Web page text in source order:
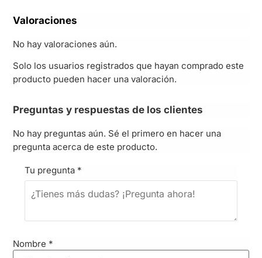
Valoraciones
No hay valoraciones aún.
Solo los usuarios registrados que hayan comprado este
producto pueden hacer una valoración.
Preguntas y respuestas de los clientes
No hay preguntas aún. Sé el primero en hacer una
pregunta acerca de este producto.
Tu pregunta *
Nombre *